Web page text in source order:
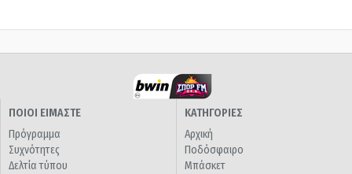
ΠΟΙΟΙ ΕΙΜΑΣΤΕ
Πρόγραμμα
Συχνότητες
Δελτία τύπου
ΚΑΤΗΓΟΡΙΕΣ
Αρχική
Ποδόσφαιρο
Μπάσκετ